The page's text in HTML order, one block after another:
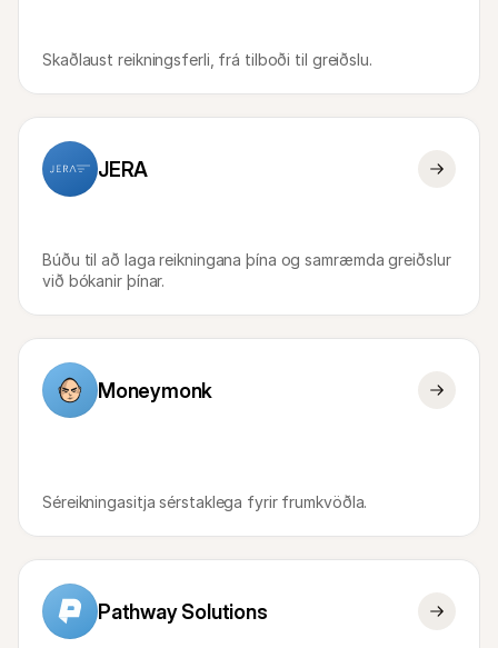
Skaðlaust reikningsferli, frá tilboði til greiðslu.
JERA
Búðu til að laga reikningana þína og samræmda greiðslur
við bókanir þínar.
Moneymonk
Séreikningasitja sérstaklega fyrir frumkvöðla.
Pathway Solutions